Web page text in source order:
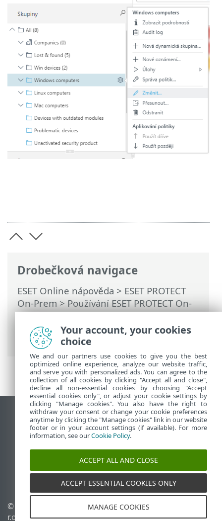
Drobečková navigace
ESET Online nápověda > ESET PROTECT
On-Prem>Používání ESET PROTECT On-
Prem>Hlavní menu ESET PROTECT On-
Prem>Počítače>Skupiny> Přesunutí
statické nebo dynamické skupiny
Zobrazit verzi pro počítač
End of Life
ESET Databáze znalostí
ESET Forum
ESET Status Portal
Regionální podpora
© 1992 - 2026 ESET, spol. s
r.o. - Všechna práva
Spravovat cookies
Zásady používání souborů
Your account, your cookies
choice
We and our partners use cookies to give you the best
optimized online experience, analyze our website traffic,
and serve you with personalized ads. You can agree to the
collection of all cookies by clicking "Accept all and close",
decline all non-essential cookies by choosing "Accept
essential cookies only", or adjust your cookie settings by
clicking "Manage cookies". You also have the right to
withdraw your consent or change your cookie preferences
anytime by clicking the "Manage cookies" link in our website
footer or in your account settings (if available). For more
information, see ourCookie Policy.
ACCEPT ALL AND CLOSE
ACCEPT ESSENTIAL COOKIES ONLY
MANAGE COOKIES